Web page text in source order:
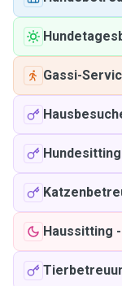
Gassi-
Hundesitting
Haussitting -